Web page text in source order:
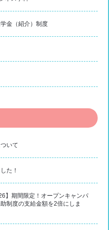
金（紹介）制度
いて
た！
】期間限定！オープンキャンパ
制度の支給金額を2倍にしま